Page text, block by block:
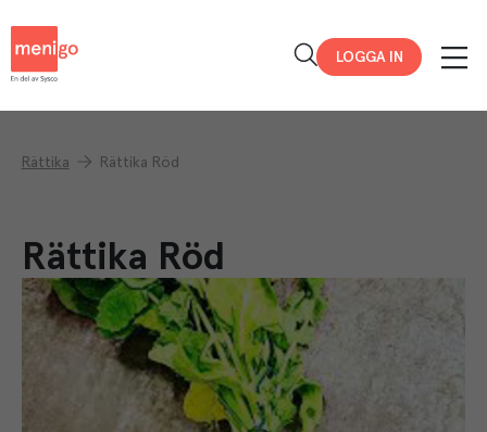
LOGGA IN
Rättika Rättika Röd
Rättika Röd